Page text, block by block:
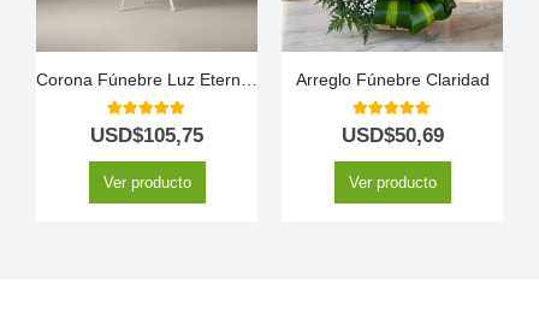
Corona Fúnebre Luz Eterna con Nombre Ethan 🕊️
5.00out of 5
USD$105,75
Ver producto
Arreglo Fúnebre Claridad
5.00out of 5
USD$50,69
Ver producto